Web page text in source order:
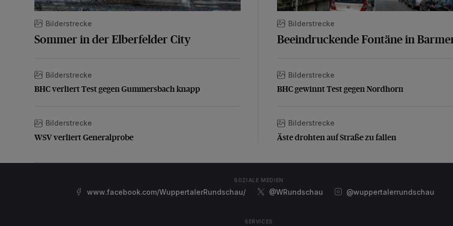
Bilderstrecke
Sommer in der Elberfelder City
BHC verliert Test gegen Gummersbach knapp
Bilderstrecke
BHC verliert Test gegen Gummersbach knapp
WSV verliert Generalprobe
Bilderstrecke
WSV verliert Generalprobe
Bilderstrecke
Beeindruckende Fontäne in
BHC gewinnt Test gegen Nordhorn
Bilderstrecke
BHC gewinnt Test gegen Nordhorn
Äste drohten auf Straße zu fallen
Bilderstrecke
Äste drohten auf Straße zu fallen
SOZIALE MEDIEN
www.facebook.com/WuppertalerRundschau/ @WRundschau @wuppertalerrundschau
SERVICES